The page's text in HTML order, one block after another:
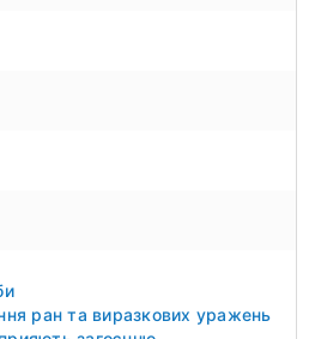
ран та виразкових уражень